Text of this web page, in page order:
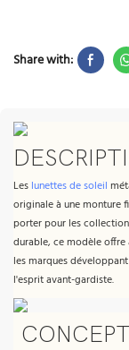
Share with:
Les lunettes de soleil
originale à une monture
porter pour les
durable, ce modèle
les marques développant
l'esprit avant-gardiste.